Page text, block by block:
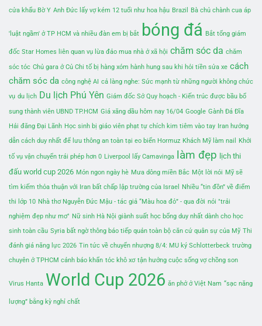
cửa khẩu Bờ Y Anh Đức lấy vợ kém 12 tuổi như hoa hậu Brazil Bà chủ chành cua áp
'luật ngầm' ở TP HCM và nhiều đàn em bị bắt bóng đá Bắt tổng giám
đốc Star Homes liên quan vụ lừa đảo mua nhà ở xã hội chăm sóc da chăm
sóc tóc Chủ gara ở Củ Chi tố bị hàng xóm hành hung sau khi hỏi tiền sửa xe cách
chăm sóc da công nghệ AI cả làng nghe: Sức mạnh từ những người không chức
vụ du lịch Du lịch Phú Yên Giám đốc Sở Quy hoạch - Kiến trúc được bầu bổ
sung thành viên UBND TP.HCM Giá xăng dầu hôm nay 16/04 Google Gành Đá Đĩa
Hải đăng Đại Lãnh Học sinh bị giáo viên phạt tự chích kim tiêm vào tay Iran hướng
dẫn cách duy nhất để lưu thông an toàn tại eo biển Hormuz Khách Mỹ làm nail Khởi
tố vụ vận chuyển trái phép hơn 0 Liverpool lấy Camavinga làm đẹp lịch thi
đấu world cup 2026 Món ngon ngày hè Mưa dông miền Bắc Một lời nói Mỹ sẽ
tìm kiếm thỏa thuận với Iran bất chấp lập trường của Israel
Nhiều “tin đồn” về điểm
thi lớp 10 Nhà thơ Nguyễn Đức Mậu - tác giả “Màu hoa đỏ” - qua đời nói "trải
nghiệm đẹp như mơ" Nữ sinh Hà Nội giành suất học bổng duy nhất dành cho học
sinh toàn cầu Syria bất ngờ thông báo tiếp quản toàn bộ căn cứ quân sự của Mỹ Thi
đánh giá năng lực 2026 Tin tức về chuyển nhượng 8/4: MU ký Schlotterbeck trường
chuyên ở TPHCM cảnh báo khẩn tóc khô xơ tận hưởng cuộc sống vợ chồng son
Virus Hanta World Cup 2026 ăn phở ở Việt Nam “sạc năng
lượng” bằng kỳ nghỉ chất